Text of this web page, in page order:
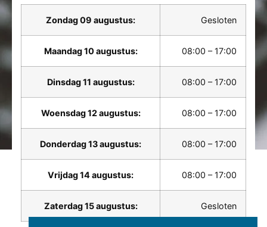
Zondag 09 augustus: Gesloten
Maandag 10 augustus: 08:00 – 17:00
Dinsdag 11 augustus: 08:00 – 17:00
Woensdag 12 augustus: 08:00 – 17:00
Donderdag 13 augustus: 08:00 – 17:00
Vrijdag 14 augustus: 08:00 – 17:00
Zaterdag 15 augustus: Gesloten